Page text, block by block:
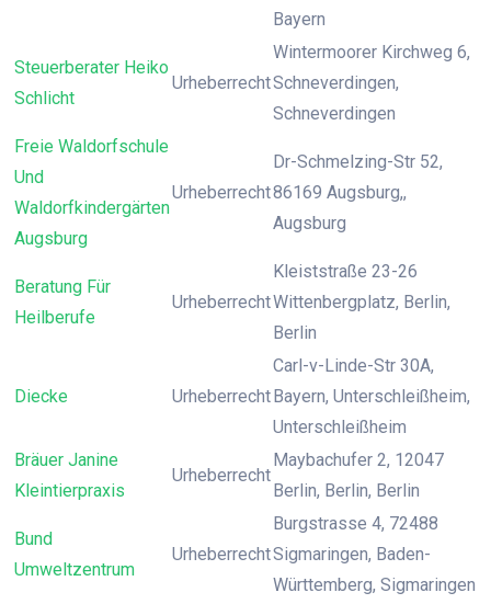
Bayern
Steuerberater Heiko
Schlicht
Urheberrecht
Wintermoorer Kirchweg 6,
Schneverdingen,
Schneverdingen
Freie Waldorfschule
Und
Waldorfkindergärten
Augsburg
Urheberrecht
Dr-Schmelzing-Str 52,
86169 Augsburg,,
Augsburg
Beratung Für
Heilberufe
Urheberrecht
Kleiststraße 23-26
Wittenbergplatz, Berlin,
Berlin
Diecke Urheberrecht
Carl-v-Linde-Str 30A,
Bayern, Unterschleißheim,
Unterschleißheim
Bräuer Janine
Kleintierpraxis
Urheberrecht
Maybachufer 2, 12047
Berlin, Berlin, Berlin
Bund
Umweltzentrum
Urheberrecht
Burgstrasse 4, 72488
Sigmaringen, Baden-
Württemberg, Sigmaringen